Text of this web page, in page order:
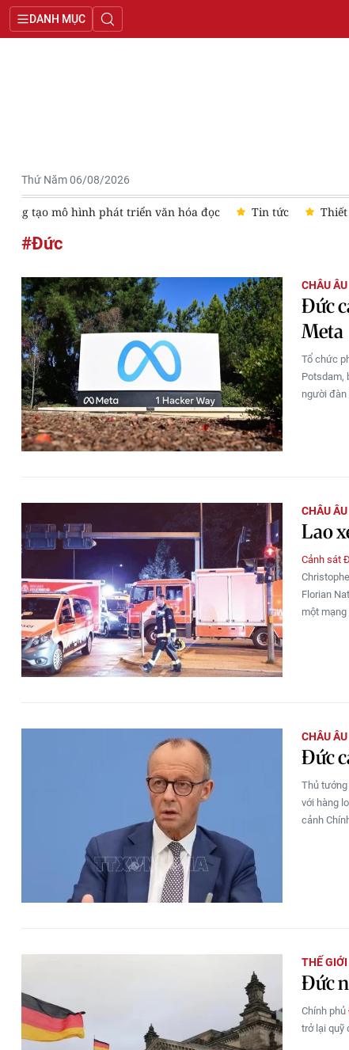
DANH MỤC
Thứ Năm 06/08/2026
Sáng tạo mô hình phát triển văn hóa đọc Tin tức
#Đức
CHÂU ÂU
Đức
Meta
Tổ chức
Potsdam,
người đàn
CHÂU ÂU
Lao
Cảnh sát
Florian
một
CHÂU ÂU
Đức
Thủ
với hàng
cảnh
THẾ GIỚI
Đức
Chính phủ
trở lại quỹ